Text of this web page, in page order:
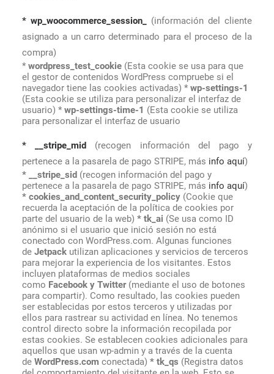
* wp_woocommerce_session_
(información del cliente
asignado a un carro determinado para el proceso de la
compra)
* wordpress_test_cookie (Esta cookie se usa para que
el gestor de contenidos WordPress compruebe si el
navegador tiene las cookies activadas) * wp-settings-1
(Esta cookie se utiliza para personalizar el interfaz de
usuario) * wp-settings-time-1 (Esta cookie se utiliza
para personalizar el interfaz de usuario
* __stripe_mid (recogen información del pago y
pertenece a la pasarela de pago STRIPE, más info aquí)
* __stripe_sid (recogen información del pago y
pertenece a la pasarela de pago STRIPE, más info aquí)
* cookies_and_content_security_policy (Cookie que
recuerda la aceptación de la política de cookies por
parte del usuario de la web) * tk_ai (Se usa como ID
anónimo si el usuario que inició sesión no está
conectado con WordPress.com. Algunas funciones
de Jetpack utilizan aplicaciones y servicios de terceros
para mejorar la experiencia de los visitantes. Estos
incluyen plataformas de medios sociales
como Facebook y Twitter(mediante el uso de botones
para compartir). Como resultado, las cookies pueden
ser establecidas por estos terceros y utilizadas por
ellos para rastrear su actividad en línea. No tenemos
control directo sobre la información recopilada por
estas cookies. Se establecen cookies adicionales para
aquellos que usan wp-admin y a través de la cuenta
de WordPress.com conectada) * tk_qs (Registra datos